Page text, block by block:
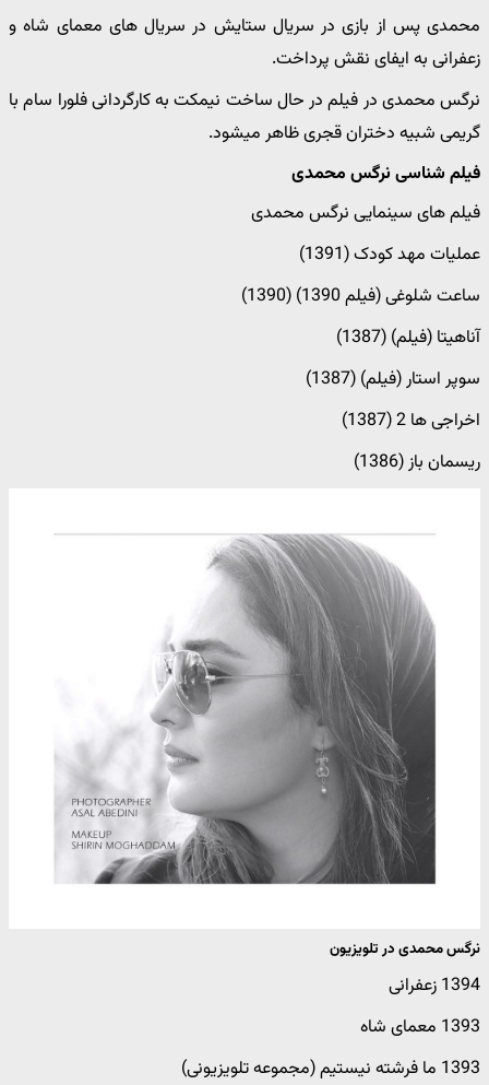
محمدی پس از بازی در سریال ستایش در سریال های معمای شاه و
زعفرانی به ایفای نقش پرداخت.
نرگس محمدی در فیلم در حال ساخت نیمکت به کارگردانی فلورا سام با
گریمی شبیه دختران قجری ظاهر میشود.
فیلم شناسی نرگس محمدی
فیلم های سینمایی نرگس محمدی
عملیات مهد کودک (1391)
ساعت شلوغی (فیلم 1390) (1390)
آناهیتا (فیلم) (1387)
سوپر استار (فیلم) (1387)
اخراجی ها 2 (1387)
ریسمان باز (1386)
نرگس محمدی در تلویزیون
1394 زعفرانی
1393 معمای شاه
1393 ما فرشته نیستیم (مجموعه تلویزیونی)